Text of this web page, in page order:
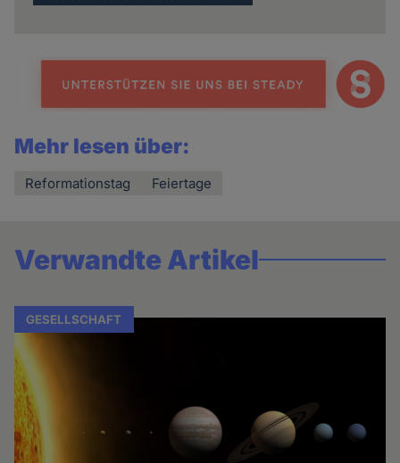
Mehr lesen über:
Reformationstag Feiertage
Verwandte Artikel
GESELLSCHAFT